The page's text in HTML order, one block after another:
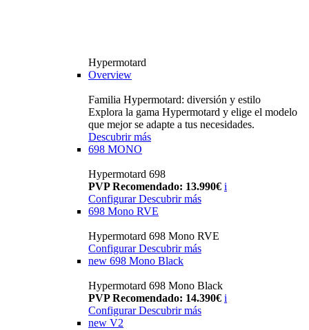
Hypermotard
Overview
Familia Hypermotard: diversión y estilo
Explora la gama Hypermotard y elige el modelo
que mejor se adapte a tus necesidades.
Descubrir más
698 MONO
Hypermotard 698
PVP Recomendado: 13.990€ i
ConfigurarDescubrir más
698 Mono RVE
Hypermotard 698 Mono RVE
Configurar Descubrir más
new 698 Mono Black
Hypermotard 698 Mono Black
PVP Recomendado: 14.390€ i
Configurar Descubrir más
new V2